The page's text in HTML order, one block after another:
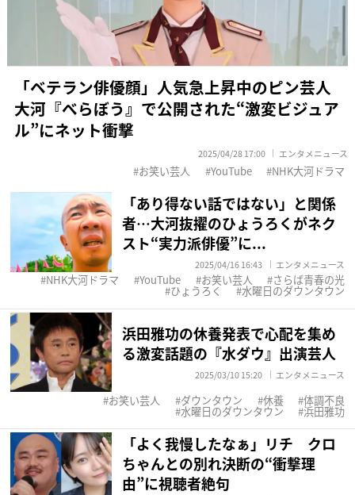
「ベテラン俳優顔」人気急上昇中のピン芸人
大河『べらぼう』で公開された“激変ビジュア
ル”にネット衝撃
2025/04/28 17:00 エンタメニュース
お笑い芸人 YouTube NHK大河ドラマ
「あり得ない話ではない」と関係
者…大河抜擢のひょうろくがネク
スト“実力派俳優”に...
2025/04/16 16:43 エンタメニュース
NHK大河ドラマ YouTube お笑い芸人 さらば青春の光
ひょうろく 水曜日のダウンタウン
浜田雅功の休養発表で心配を集め
る激変話題の『水ダウ』出演芸人
2025/03/10 15:20 エンタメニュース
お笑い芸人 ダウンタウン 休養 体調不良
水曜日のダウンタウン 浜田雅功
「よく我慢したなぁ」リチ クロ
ちゃんとの別れ決断の“衝撃理
由”に視聴者絶句